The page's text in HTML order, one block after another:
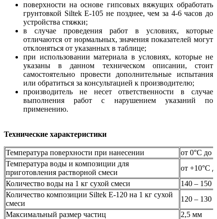
поверхности на основе гипсовых вяжущих обработать
грунтовкой Siltek Е-105 не позднее, чем за 4-6 часов до
устройства стяжки;
в случае проведения работ в условиях, которые
отличаются от нормальных, значения показателей могут
отклоняться от указанных в таблице;
при использовании материала в условиях, которые не
указаны в данном техническом описании, стоит
самостоятельно провести дополнительные испытания
или обратиться за консультацией к производителю;
производитель не несет ответственности в случае
выполнения работ с нарушением указаний по
применению.
Технические характеристики
Температура поверхности при нанесении
от 0°С до
Температура воды и композиции для
приготовления растворной смеси
от +10°С
Количество воды на 1 кг сухой смеси
140 – 150
Количество композиции Siltek Е-120 на 1 кг сухой
смеси
120 – 130
Максимальный размер частиц
2,5 мм